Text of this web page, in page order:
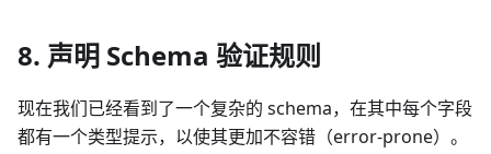
8. 声明 Schema 验证规则
现在我们已经看到了一个复杂的 schema，在其中每个字段
都有一个类型提示，以使其更加不容错（error-prone）。